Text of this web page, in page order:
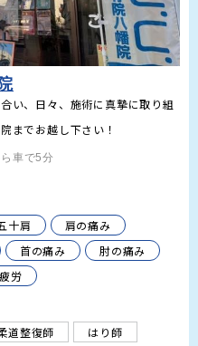
い、日々、施術に真摯に取り組
までお越し下さい！
車で5分
十肩
肩の痛み
首の痛み
肘の痛み
労
道整復師
はり師